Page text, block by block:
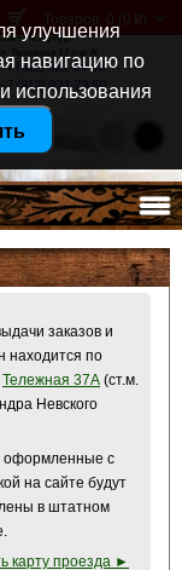
Петербург
Тележная 37 лит А
(911) 021-04-08
(812) 921-73-50
Товаров: 0 (0 p )
заказов и
находится по
Тележная 37А (ст.м.
Невского
оформленные с
на сайте будут
в штатном
карту проезда ►
улучшения
навигацию по
использования